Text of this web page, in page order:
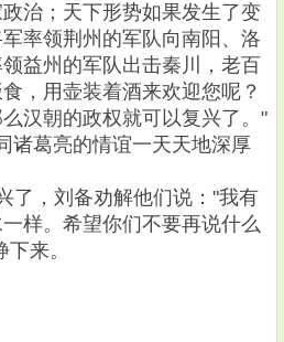
治；天下形势如果发生了变
率领荆州的军队向南阳、洛
益州的军队出击秦川，老百
，用壶装着酒来欢迎您呢？
汉朝的政权就可以复兴了。"
诸葛亮的情谊一天天地深厚
了，刘备劝解他们说："我有
样。希望你们不要再说什么
来。